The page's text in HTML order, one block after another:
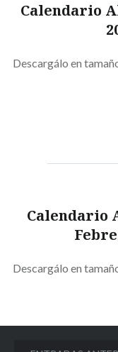
Calendario
Descargálo en
Calendario
Descargálo en